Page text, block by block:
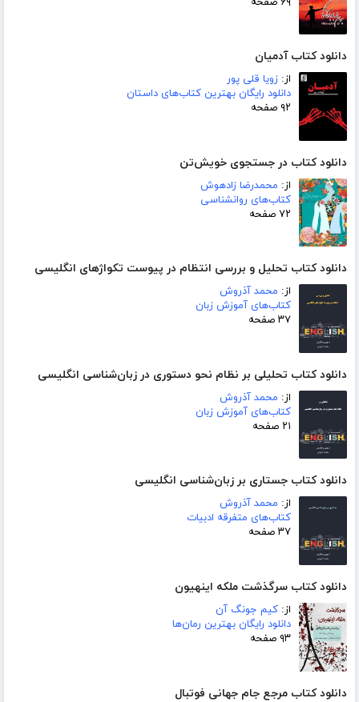
دانلود کتاب آدمیان
از: زویا قلی پور
دانلود رایگان بهترین کتاب‌های داستان
۹۲ صفحه
دانلود کتاب در جستجوی خویش‌تن
از: محمدرضا زادهوش
کتاب‌های روانشناسی
۷۲ صفحه
دانلود کتاب تحلیل و بررسی انتظام در پیوست تکواژهای انگلیسی
از: محمد آذروش
کتاب‌های آموزش زبان
۳۷ صفحه
دانلود کتاب تحلیلی بر نظام نحو دستوری در زبان‌شناسی انگلیسی
از: محمد آذروش
کتاب‌های آموزش زبان
۲۱ صفحه
دانلود کتاب جستاری بر زبان‌شناسی انگلیسی
از: محمد آذروش
کتاب‌های متفرقه ادبیات
۳۷ صفحه
دانلود کتاب سرگذشت ملکه اینهیون
از: کیم جونگ آن
دانلود رایگان بهترین رمان‌ها
۹۳ صفحه
دانلود کتاب مرجع جام جهانی فوتبال